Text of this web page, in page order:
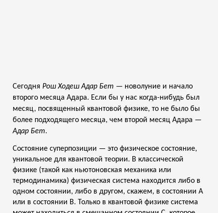
Сегодня Рош Ходеш Адар Бет — новолуние и начало
второго месяца Адара. Если бы у нас когда-нибудь был
месяц, посвященный квантовой физике, то не было бы
более подходящего месяца, чем второй месяц Адара —
Адар Бет.
Состояние суперпозиции — это физическое состояние,
уникальное для квантовой теории. В классической
физике (такой как ньютоновская механика или
термодинамика) физическая система находится либо в
одном состоянии, либо в другом, скажем, в состоянии А
или в состоянии В. Только в квантовой физике система